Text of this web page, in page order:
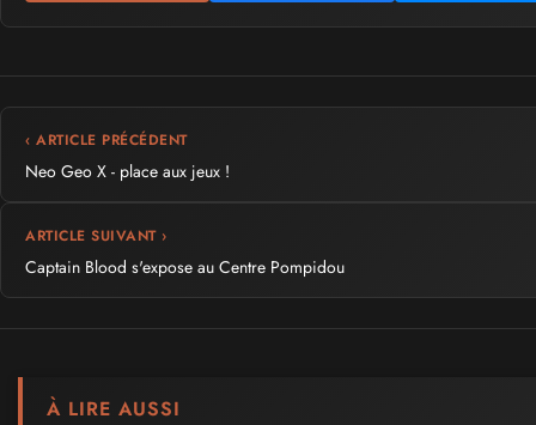
‹ ARTICLE PRÉCÉDENT
Neo Geo X - place aux jeux !
ARTICLE SUIVANT ›
Captain Blood s'expose au Centre Pompidou
À LIRE AUSSI